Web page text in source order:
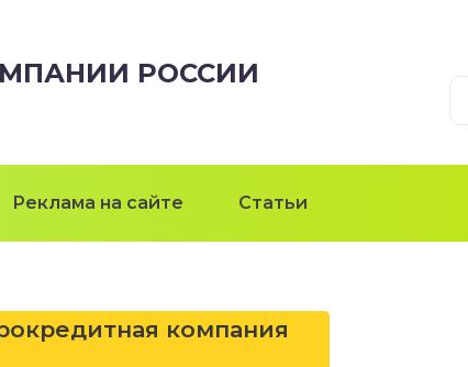
РОССИИ
Реклама на сайте Статьи
компания